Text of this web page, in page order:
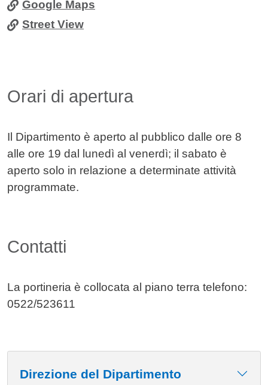
Google Maps
Street View
Orari di apertura
Il Dipartimento è aperto al pubblico dalle ore 8
alle ore 19 dal lunedì al venerdì; il sabato è
aperto solo in relazione a determinate attività
programmate.
Contatti
La portineria è collocata al piano terra telefono:
0522/523611
Direzione del Dipartimento